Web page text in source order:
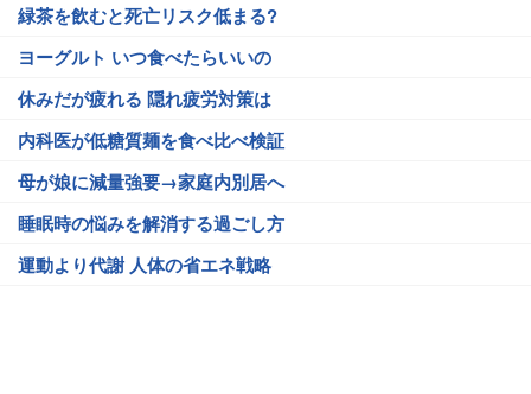
緑茶を飲むと死亡リスク低まる?
ヨーグルト いつ食べたらいいの
休みだが疲れる 隠れ疲労対策は
内科医が低糖質麺を食べ比べ検証
母が娘に減量強要→家庭内別居へ
睡眠時の悩みを解消する過ごし方
運動より代謝 人体の省エネ戦略